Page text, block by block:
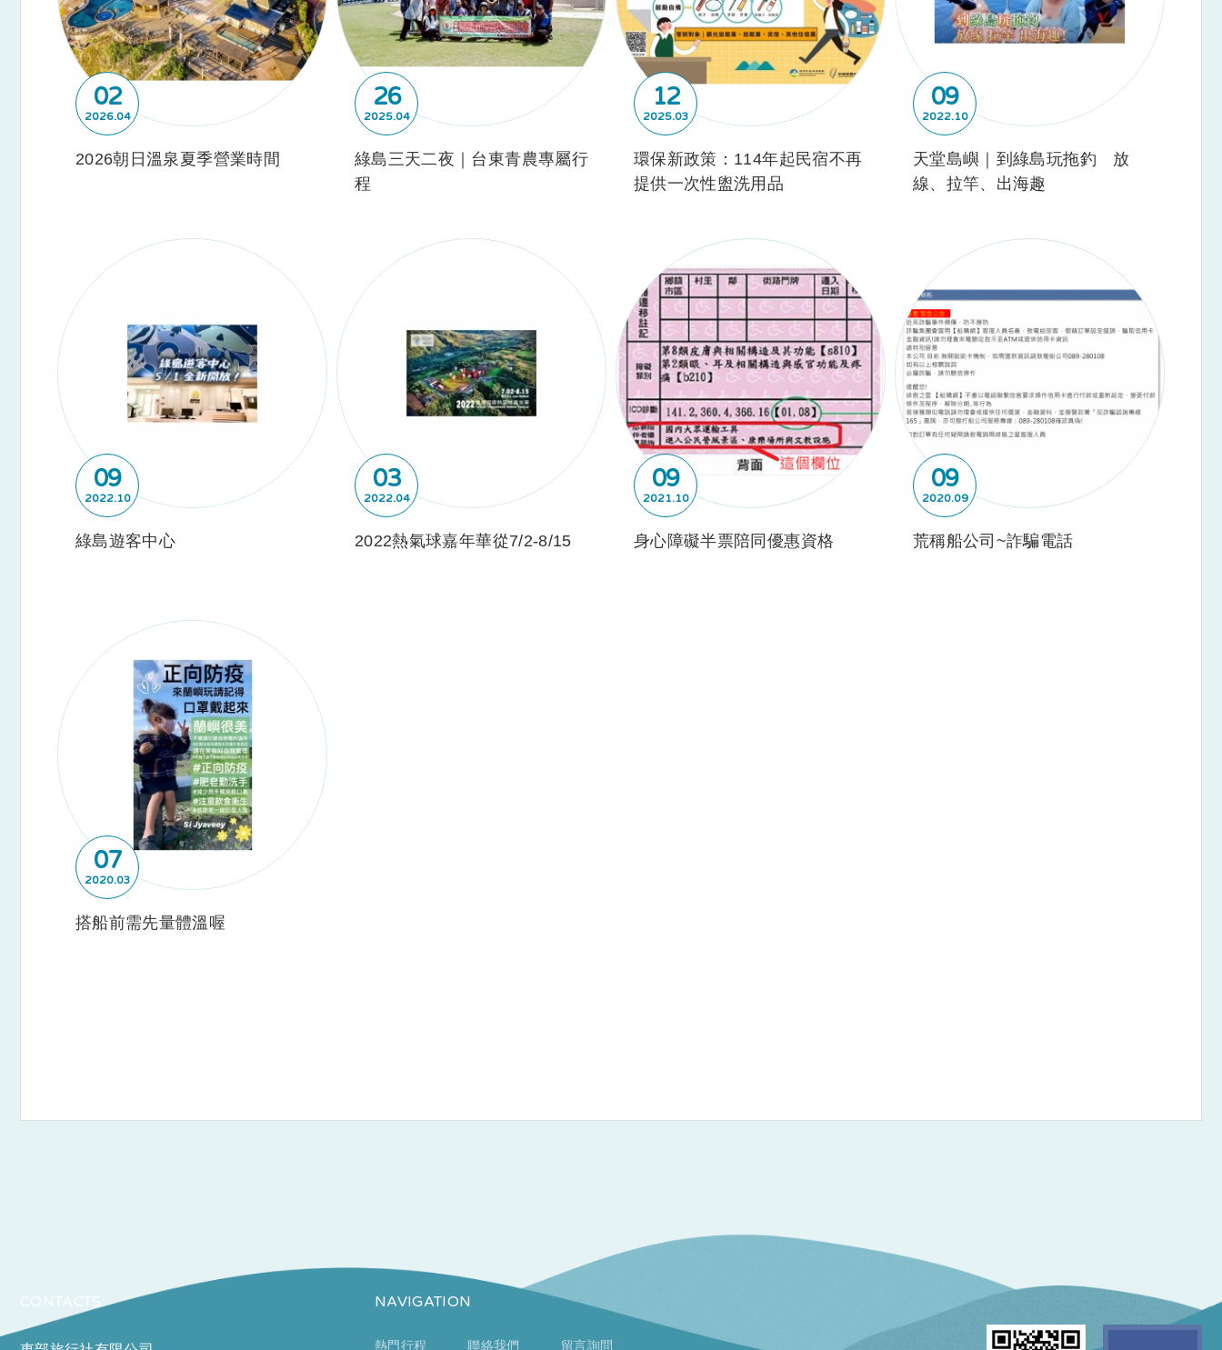
02
04
2026
2026朝日溫泉夏季營業時間
26
04
2025
綠島三天二夜｜台東青農專屬行
程
12
03
2025
環保新政策：114年起民宿不再
提供一次性盥洗用品
09
10
2022
天堂島嶼｜到綠島玩拖釣 放
線、拉竿、出海趣
09
10
2022
綠島遊客中心
03
04
2022
2022熱氣球嘉年華從7/2-8/15
09
10
2021
身心障礙半票陪同優惠資格
09
09
2020
荒稱船公司~詐騙電話
07
03
2020
搭船前需先量體溫喔
CONTACTS NAVIGATION
熱門行程 聯絡我們 留言詢問